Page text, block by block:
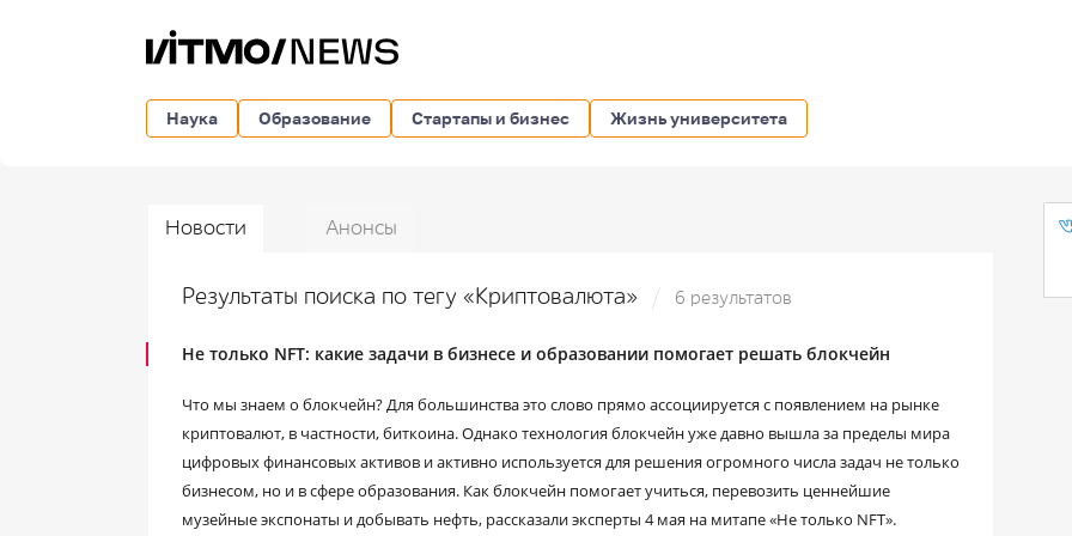
Наука Образование Стартапы и бизнес Жизнь университета
Новости Анонсы
Результаты поиска по тегу «Криптовалюта» 6 результатов
Не только NFT: какие задачи в бизнесе и образовании помогает решать блокчейн
Что мы знаем о блокчейн? Для большинства это слово прямо ассоциируется с появлением на рынке
криптовалют, в частности, биткоина. Однако технология блокчейн уже давно вышла за пределы мира
цифровых финансовых активов и активно используется для решения огромного числа задач не только
бизнесом, но и в сфере образования. Как блокчейн помогает учиться, перевозить ценнейшие
музейные экспонаты и добывать нефть, рассказали эксперты 4 мая на митапе «Не только NFT».